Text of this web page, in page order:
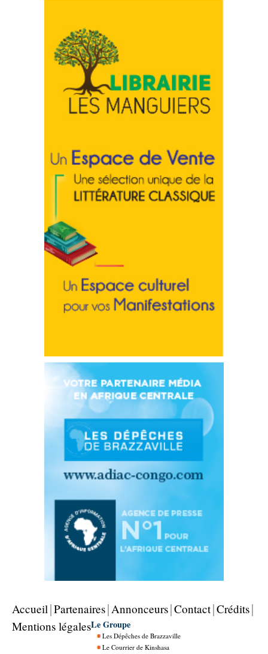
Accueil Partenaires Annonceurs Contact Crédits
Mentions légalesLe Groupe
Les Dépêches de Brazzaville
Le Courrier de Kinshasa